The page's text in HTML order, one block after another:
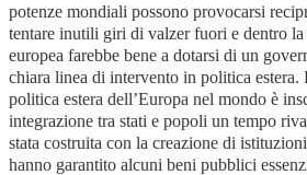
potenze mondiali possono provocarsi
tentare inutili giri di valzer fuori e dentro
europea farebbe bene a dotarsi di un
chiara linea di intervento in politica estera.
politica estera dell’Europa nel mondo è
integrazione tra stati e popoli un tempo
stata costruita con la creazione di
hanno garantito alcuni beni pubblici